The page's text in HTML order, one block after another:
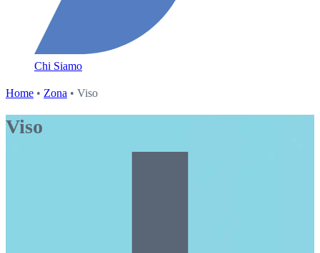
Chi Siamo
Home • Zona • Viso
Viso